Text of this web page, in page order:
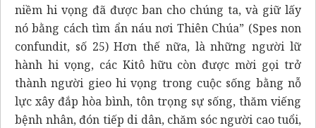
niềm hi vọng đã được ban cho chúng ta, và giữ lấy
nó bằng cách tìm ẩn náu nơi Thiên Chúa” (Spes non
confundit, số 25) Hơn thế nữa, là những người lữ
hành hi vọng, các Kitô hữu còn được mời gọi trở
thành người gieo hi vọng trong cuộc sống bằng nỗ
lực xây đắp hòa bình, tôn trọng sự sống, thăm viếng
bệnh nhân, đón tiếp di dân, chăm sóc người cao tuổi,